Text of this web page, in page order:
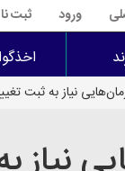
ورود ثبت
نیاز به ثبت